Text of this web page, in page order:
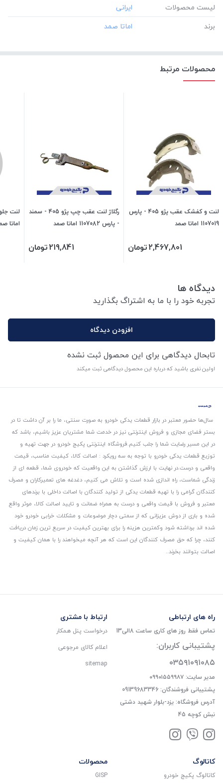
لیست محصولات
برند
محصولات مرتبط
لنت و کفشک عقب پژو 405 - پارس
1107019 اماتا صمد
2,467,801تومان
رگلاژ لنت عقب چپ پژو 405 - سمند
- پارس 1107082 اماتا صمد
219,841تومان
اماتا
دیدگاه ها
تجربه خود را با ما به اشتراگ بگذارید
افزودن دیدگاه
تابحال دیدگاهی برای این محصول ثبت نشده
اولین نفری باشید که درباره این محصول دیدگاهی ثبت میکند
سال‌ها حضور معتبر در بازار قطعات یدکی خودرو به صورت سنتی، ما را بر آن داشت تا در
بستر فضای مجازی و فروش اینترنتی نیز در خدمت شما مشتریان عزیز باشیم، باشد که
در این مسیر رضایت شما را جلب کنیم.فروشگاه اینترنتی پکیج خودرو در جهت تهیه و
توزیع قطعات یدکی خودرو با توجه به سه رویکرد : اصالت کالا، کیفیت مناسب، قیمت
واقعی و درست.در نهایت با ارزش گذاشتن به این واقعیت که خودروی شما، قطعه ای از
زندگی شماست، راه اندازی شده است و تلاش می کنیم، دغدغه های تعمیرکاران و مصرف
کنندگان گرامی را با تهیه قطعات یدکی از تولید کنندگان با اصالت داخلی با برندهای
معتبر و فروش با قیمت واقعی و درست به همراه ضمانت و تایید اصالت کالا، موثر واقع
شده و باری از دوش عزیزانی که از سمتی دچار موضوعات و مشکلات خرابی خودرو خود
شده اند برداشته شود و‌کمترین هزینه را برای بهترین کیفیت در سریع ترین زمان دریافت
کنند، چرا که حق مصرف کنندگان این است که هر آنچه میخواهند را با همان کیفیت و
اصالت بتوانند بخرند..
راه های ارتباطی
تماس فقط روز های کاری ساعت 8الی13
پشتیبانی کاربران:
۰۳۵۹۱۰۹۱۰۸۵
مدیر سایت: ۰۹۹۰۱۵۵۹۹۸۷
پشتیبانی فروشندگان: 09139683346
آدرس فروشگاه: یزد-بلوار شهید دشتی
نبش کوچه 45
ارتباط با مشتری
درخواست پنل همکار
اعلام کالای مرجوعی
sitemap
کاتالوگ
کاتالوگ پکیج خودرو
محصولات
GISP